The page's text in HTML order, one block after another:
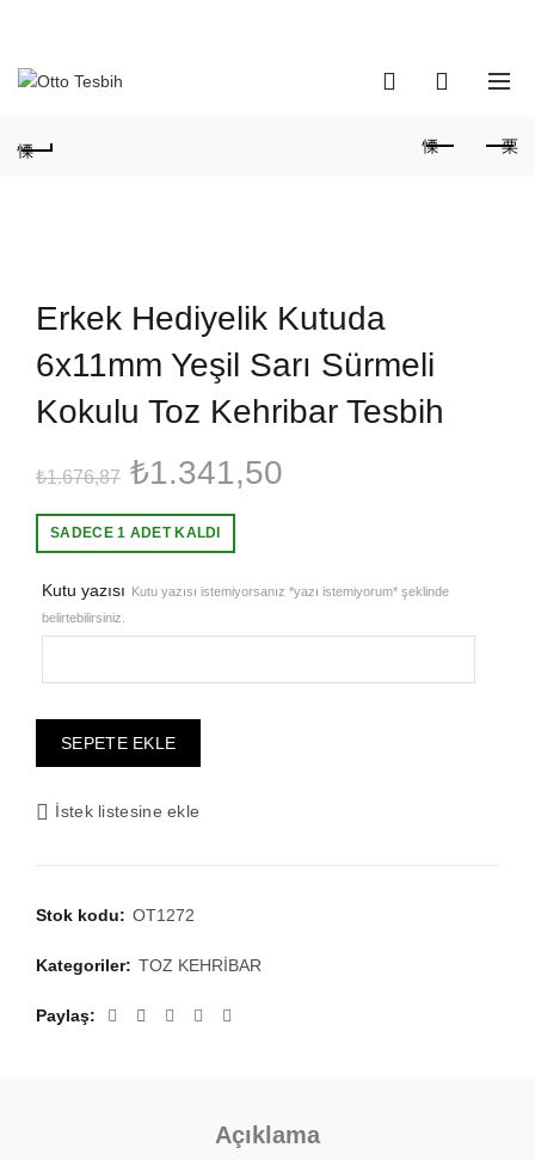
Erkek Hediyelik Kutuda
6x11mm Yeşil Sarı Sürmeli
Kokulu Toz Kehribar Tesbih
₺1.676,87 Orijinal
fiyat:
₺1.341,50
₺1.341,50.
SADECE 1 ADET KALDI
Kutu yazısı Kutu yazısı istemiyorsanız *yazı istemiyorum* şeklinde
belirtebilirsiniz.
SEPETE EKLE
İstek listesine ekle
Stok kodu: OT1272
Kategoriler: TOZ KEHRİBAR
Paylaş
Açıklama